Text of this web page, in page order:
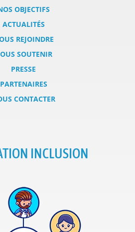
OBJECTIFS
ACTUALITÉS
REJOINDRE
SOUTENIR
PRESSE
PARTENAIRES
CONTACTER
INCLUSION